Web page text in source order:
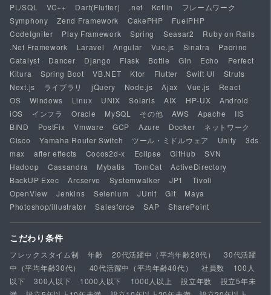
PL/SQL
VC++ Dart(Flutter) .net Kotlin
フレームワーク
Symphony
Zend Framework CakePHP
FuelPHP
CodeIgniter
Play Framework Spring Seasar2
Ruby on Rails
.Net Framework
Laravel Angular Vue.js Sinatra
Padrino
Catalyst
Dancer Django Flask Bottle Gin Echo
Perfect
Kitura
Spring Boot VB.NET Ktor Flutter Swift UI
Struts
Next.js
ライブラリ jQuery Node.js Ajax Vue.js
React
OS
Windows Linux UNIX Solaris AIX HP-UX
Android
iOS
インフラ Oracle MySQL その他 AWS Apache
IIS
BIND
PostFix Vmware GCP Azure Docker
ネットワーク
Cisco
Yamaha Router Switch ツール・ミドルウェア Unity
3ds
max
after effects Cocos2d-x Eclipse GitHub
SVN
Hadoop
Cassandra Mybatis TomCat
ActiveDirectory
BackUP Exec
Arcserve Systemwalker JP1
Tivoli
OpenView
Jenkins Selenium JUnit Git
Maya
Photoshop/illustrator
Salesforce SAP SharePoint
こだわり条件
フレックスタイム制 年齢 20代活躍中（平均年齢20代）
30代活躍
中（平均年齢30代）
40代活躍中（平均年齢40代） 社員数
100人
以下
300人以下 1000人以下 1000人以上 設立年数
設立5年未